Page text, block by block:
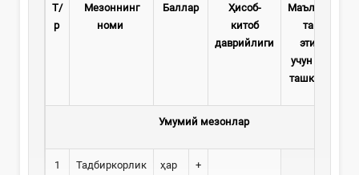
Т/
р
Мезоннинг
номи
Баллар
Ҳисоб-
китоб
даврийлиги
Маълумотлар
тақдим
этилиши
учун масъул
ташкилотлар
Умумий мезонлар
1
Тадбиркорлик
ҳар
+